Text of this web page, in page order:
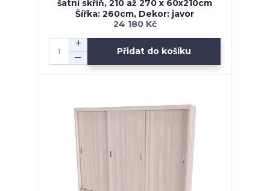
šatní skříň, 210 až 270 x 60x210cm
Šířka: 260cm, Dekor: javor
24 180 Kč
Přidat do košíku